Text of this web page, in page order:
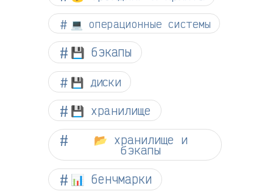
💻 операционные системы
💾 бэкапы
💾 диски
💾 хранилище
📂 хранилище и
бэкапы
📊 бенчмарки